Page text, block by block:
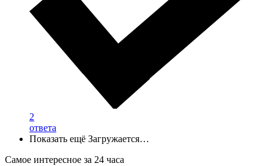
2
ответа
Показать ещё Загружается…
Самое интересное за 24 часа